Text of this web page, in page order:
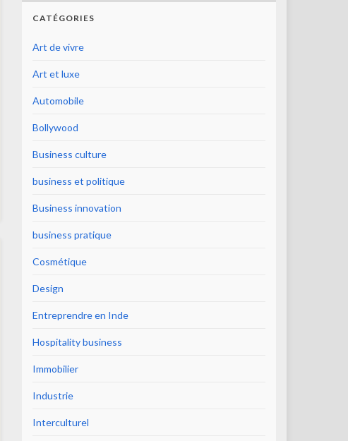
CATÉGORIES
Art de vivre
Art et luxe
Automobile
Bollywood
Business culture
business et politique
Business innovation
business pratique
Cosmétique
Design
Entreprendre en Inde
Hospitality business
Immobilier
Industrie
Interculturel